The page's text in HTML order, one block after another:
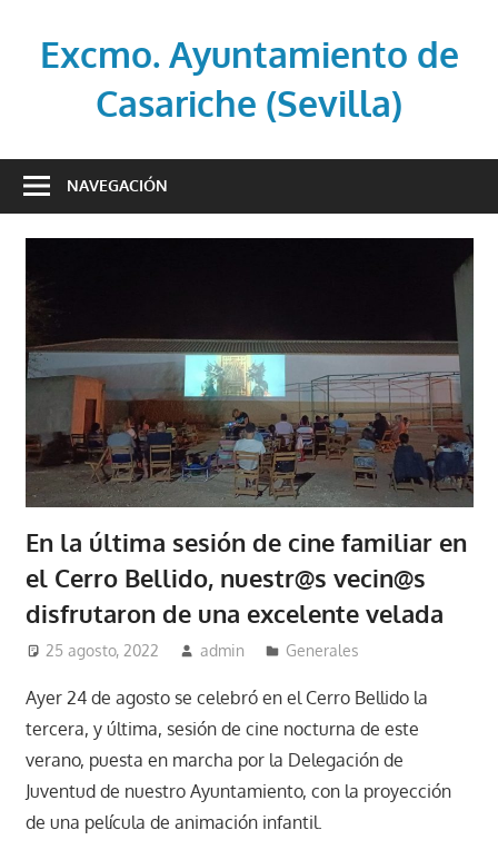
contenidoExcmo. Ayuntamiento de
Casariche (Sevilla)
oficial
Ayuntamiento
Casariche
(Sevilla)
NAVEGACIÓN
En la última sesión de cine familiar en
el Cerro Bellido, nuestr@s vecin@s
disfrutaron de una excelente velada
25 agosto, 2022 admin Generales
Ayer 24 de agosto se celebró en el Cerro Bellido la
tercera, y última, sesión de cine nocturna de este
verano, puesta en marcha por la Delegación de
Juventud de nuestro Ayuntamiento, con la proyección
de una película de animación infantil.